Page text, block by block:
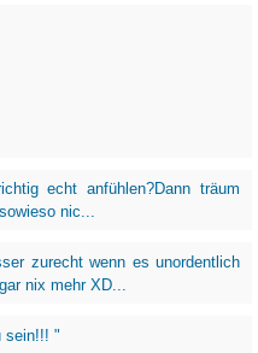
echt anfühlen?Dann träum
nic...
zurecht wenn es unordentlich
nix mehr XD...
sein!!! "